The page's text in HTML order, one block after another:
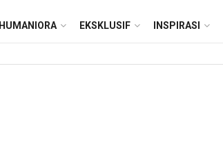
HUMANIORA EKSKLUSIF INSPIRASI